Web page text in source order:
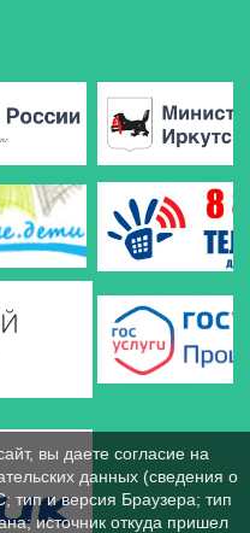
вы даете согласие на
данных (сведения о
тип и версия Браузера; тип
источник откуда пришел